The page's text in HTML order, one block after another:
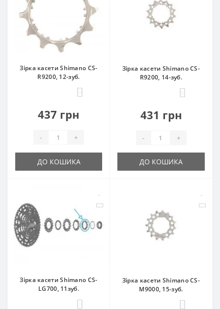
Зірка касети Shimano CS-
R9200, 12-зуб.
437 грн
- +
ДО КОШИКА
Зірка касети Shimano CS-
R9200, 14-зуб.
431 грн
- +
ДО КОШИКА
Зірка касети Shimano CS-
LG700, 11зуб.
Зірка касети Shimano CS-
М9000, 15-зуб.